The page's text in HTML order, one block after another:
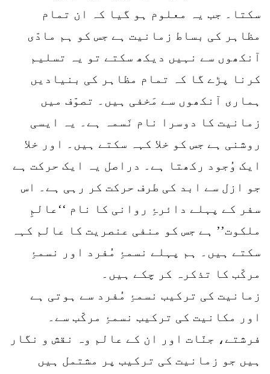
سکتا۔ جب یہ معلوم ہو گیا کہ ان تمام
مظاہر کی بساط زمانیت ہے جس کو ہم مادّی
آنکھوں سے نہیں دیکھ سکتے تو یہ تسلیم
کرنا پڑے گا کہ تمام مظاہر کی بنیادیں
ہماری آنکھوں سے مَخفی ہیں۔ تصوّف میں
زمانیت کا دوسرا نام نَسمہ ہے۔ یہ ایسی
روشنی ہے جس کو خلا کہہ سکتے ہیں۔ اور خلا
ایک وُجود رکھتا ہے۔ دراصل یہ ایک حرکت ہے
جو ازل سے ابد کی طرف حرکت کر رہی ہے۔ اس
سفر کے پہلے دائرۂِ روانی کا نام ‘‘عالمِ
ملکوت’’ ہے جس کو منفی عنصریت کا عالم کہہ
سکتے ہیں۔ ہم پہلے نسمۂِ مُفرد اور نسمۂِ
مرکّب کا تذکرہ کر چکے ہیں۔
زمانیت کی ترکیب نسمۂِ مُفرد سے ہوتی ہے
اور مکانیت کی ترکیب نسمۂِ مرکّب سے۔
فرشتے، جنّات اور ان کے عالم وہ نقش و نگار
ہیں جو زمانیت کی ترکیب پر مشتمل ہیں